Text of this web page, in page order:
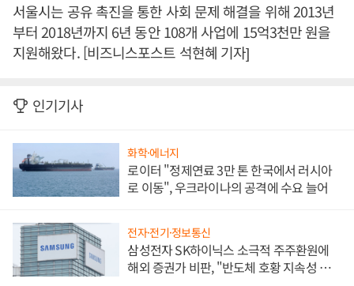
서울시는 공유 촉진을 통한 사회 문제 해결을 위해 2013년
부터 2018년까지 6년 동안 108개 사업에 15억3천만 원을
지원해왔다. [비즈니스포스트 석현혜 기자]
인기기사
화학·에너지
로이터 "정제연료 3만 톤 한국에서 러시아
로 이동", 우크라이나의 공격에 수요 늘어
전자·전기·정보통신
삼성전자 SK하이닉스 소극적 주주환원에
해외 증권가 비판, "반도체 호황 지속성 의